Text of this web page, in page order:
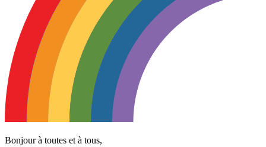
Bonjour à toutes et à tous,